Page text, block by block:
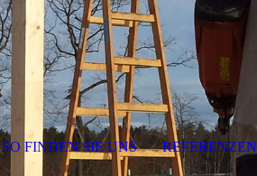
SO FINDEN SIE UNS REFERENZEN